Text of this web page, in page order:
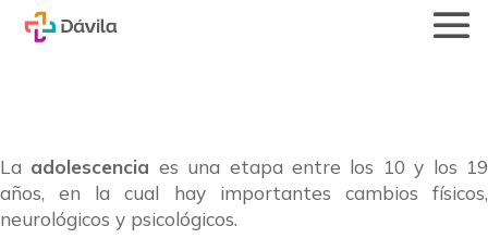
La adolescencia es una etapa entre los 10 y los 19
años, en la cual hay importantes cambios físicos,
neurológicos y psicológicos.